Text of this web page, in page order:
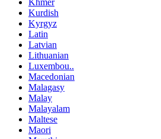
Kurdish
Kyrgyz
Latin
Latvian
Lithuanian
Luxembou..
Macedonian
Malagasy
Malay
Malayalam
Maltese
Maori